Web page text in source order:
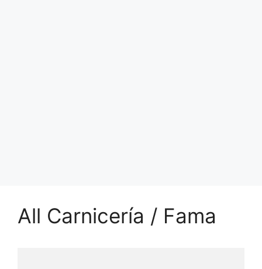
All Carnicería / Fama